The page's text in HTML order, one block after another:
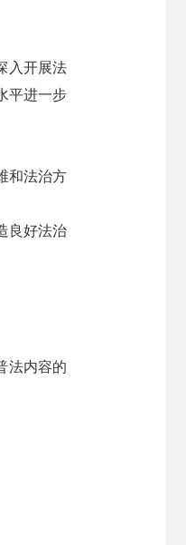
入开展法
平进一步
和法治方
良好法治
法内容的